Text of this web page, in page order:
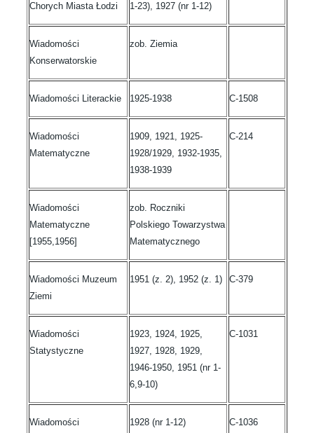
Chorych Miasta Łodzi
1-23), 1927 (nr 1-12)
Wiadomości
Konserwatorskie
zob. Ziemia
Wiadomości Literackie 1925-1938 C-1508
Wiadomości
Matematyczne
1909, 1921, 1925-
1928/1929, 1932-1935,
1938-1939
C-214
Wiadomości
Matematyczne
[1955,1956]
zob. Roczniki
Polskiego Towarzystwa
Matematycznego
Wiadomości Muzeum
Ziemi
1951 (z. 2), 1952 (z. 1) C-379
Wiadomości
Statystyczne
1923, 1924, 1925,
1927, 1928, 1929,
1946-1950, 1951 (nr 1-
6,9-10)
C-1031
Wiadomości
1928 (nr 1-12) C-1036